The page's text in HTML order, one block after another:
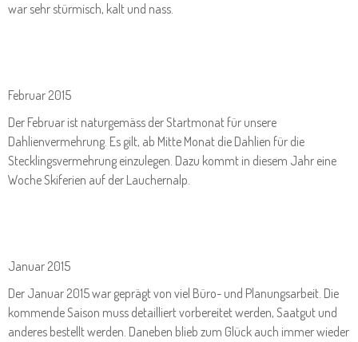
war sehr stürmisch, kalt und nass.
Februar 2015
Der Februar ist naturgemäss der Startmonat für unsere
Dahlienvermehrung. Es gilt, ab Mitte Monat die Dahlien für die
Stecklingsvermehrung einzulegen. Dazu kommt in diesem Jahr eine
Woche Skiferien auf der Lauchernalp.
Januar 2015
Der Januar 2015 war geprägt von viel Büro- und Planungsarbeit. Die
kommende Saison muss detailliert vorbereitet werden, Saatgut und
anderes bestellt werden. Daneben blieb zum Glück auch immer wieder